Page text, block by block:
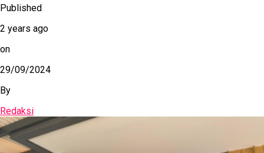
Published
2 years ago
on
29/09/2024
By
Redaksi